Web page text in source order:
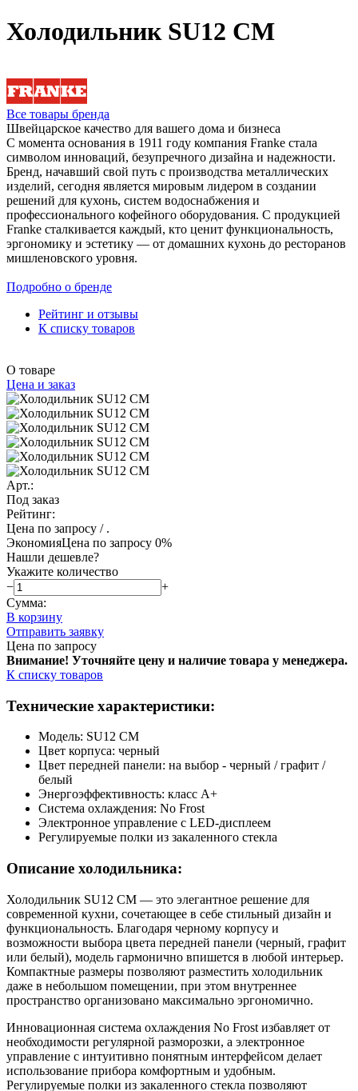
Холодильник SU12 CM
Все товары бренда
Швейцарское качество для вашего дома и бизнеса
С момента основания в 1911 году компания Franke стала
символом инноваций, безупречного дизайна и надежности.
Бренд, начавший свой путь с производства металлических
изделий, сегодня является мировым лидером в создании
решений для кухонь, систем водоснабжения и
профессионального кофейного оборудования. С продукцией
Franke сталкивается каждый, кто ценит функциональность,
эргономику и эстетику — от домашних кухонь до ресторанов
мишленовского уровня.
Подробно о бренде
Рейтинг и отзывы
К списку товаров
О товаре
Цена и заказ
Арт.:
Под заказ
Рейтинг:
Цена по запросу / .
ЭкономияЦена по запросу 0%
Нашли дешевле?
Укажите количество
−
+
Сумма:
В корзину
Отправить заявку
Цена по запросу
Внимание! Уточняйте цену и наличие товара у менеджера.
К списку товаров
Технические характеристики:
Модель: SU12 CM
Цвет корпуса: черный
Цвет передней панели: на выбор - черный / графит /
белый
Энергоэффективность: класс А+
Система охлаждения: No Frost
Электронное управление с LED-дисплеем
Регулируемые полки из закаленного стекла
Описание холодильника:
Холодильник SU12 CM — это элегантное решение для
современной кухни, сочетающее в себе стильный дизайн и
функциональность. Благодаря черному корпусу и
возможности выбора цвета передней панели (черный, графит
или белый), модель гармонично впишется в любой интерьер.
Компактные размеры позволяют разместить холодильник
даже в небольшом помещении, при этом внутреннее
пространство организовано максимально эргономично.
Инновационная система охлаждения No Frost избавляет от
необходимости регулярной разморозки, а электронное
управление с интуитивно понятным интерфейсом делает
использование прибора комфортным и удобным.
Регулируемые полки из закаленного стекла позволяют